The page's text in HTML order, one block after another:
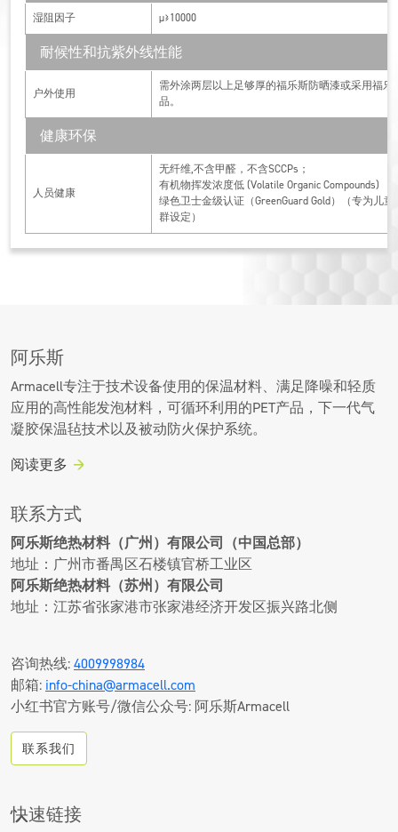
湿阻因子 μ≥10000
耐候性和抗紫外线性能
户外使用
需外涂两层以上足够厚的福乐斯防晒漆或采用福乐
品。
健康环保
人员健康
无纤维,不含甲醛，不含SCCPs；
有机物挥发浓度低 (Volatile Organic Compounds)
绿色卫士金级认证（GreenGuard Gold）（专为儿
群设定）
阿乐斯
Armacell专注于技术设备使用的保温材料、满足降噪和轻质
应用的高性能发泡材料，可循环利用的PET产品，下一代气
凝胶保温毡技术以及被动防火保护系统。
阅读更多
联系方式
阿乐斯绝热材料（广州）有限公司（中国总部）
地址：广州市番禺区石楼镇官桥工业区
阿乐斯绝热材料（苏州）有限公司
地址：江苏省张家港市张家港经济开发区振兴路北侧
咨询热线: 4009998984
邮箱: info-china@armacell.com
小红书官方账号/微信公众号: 阿乐斯Armacell
联系我们
快速链接